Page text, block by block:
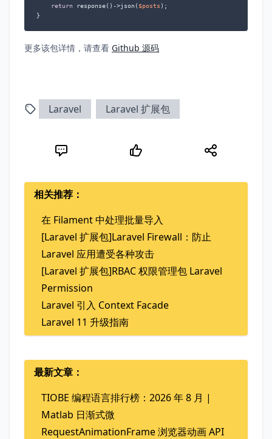
return response()->json( $posts );
}
更多该包详情，请查看 Github 源码
Laravel Laravel 扩展包
相关推荐：
在 Filament 中处理批量导入
[Laravel 扩展包]Laravel Firewall：防止
Laravel 应用遭受各种攻击
[Laravel 扩展包]RBAC 权限管理包 Laravel
Permission
Laravel 引入 Context Facade
Laravel 11 升级指南
最新文章：
TIOBE 编程语言排行榜：2026 年 8 月 |
Matlab 日渐式微
RequestAnimationFrame 浏览器动画 API